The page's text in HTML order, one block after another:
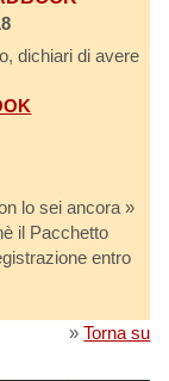
dichiari di avere
lo sei ancora »
il Pacchetto
entro
»Torna su